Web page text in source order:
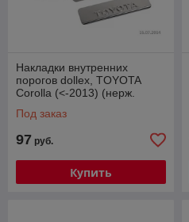
Накладки внутренних
порогов dollex, TOYOTA
Corolla (<-2013) (нерж.
Под заказ
97 руб.
Купить